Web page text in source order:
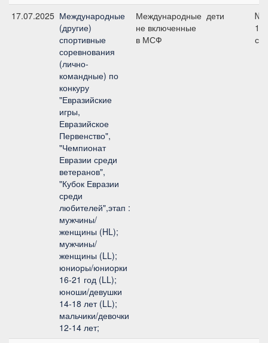
17.07.2025 Международные
(другие)
спортивные
соревнования
(лично-
командные) по
конкуру
"Евразийские
игры,
Евразийское
Первенство",
"Чемпионат
Евразии среди
ветеранов",
"Кубок Евразии
среди
любителей",этап :
мужчины/
женщины (HL);
мужчины/
женщины (LL);
юниоры/юниорки
16-21 год (LL);
юноши/девушки
14-18 лет (LL);
мальчики/девочки
12-14 лет;
Международные
не включенные
в МСФ
дети
см